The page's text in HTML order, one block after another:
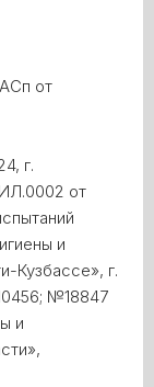
от
г.
от
и
Кузбассе», г.
№18847
и